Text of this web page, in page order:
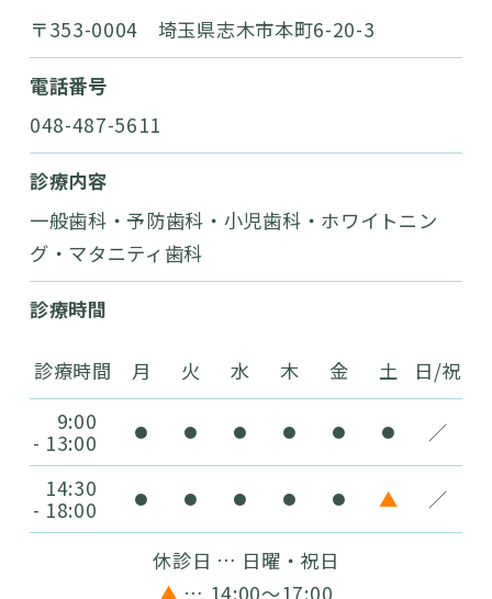
〒353-0004 埼玉県志木市本町6-20-3
電話番号
048-487-5611
診療内容
一般歯科・予防歯科・小児歯科・ホワイトニン
グ・マタニティ歯科
診療時間
診療時間 月 火 水 木 金 土
日/祝
9:00
- 13:00
● ● ● ● ● ● ／
14:30
- 18:00
● ● ● ● ● ▲ ／
休診日 … 日曜・祝日
▲ … 14:00〜17:00